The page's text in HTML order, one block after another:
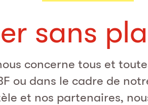
sans
concerne tous et
ou dans le cadre de
et nos partenaires,